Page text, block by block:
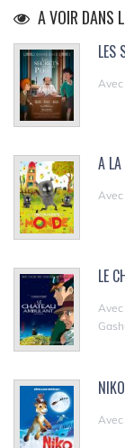
A VOIR DANS
LES
A
Avec
LE
Avec